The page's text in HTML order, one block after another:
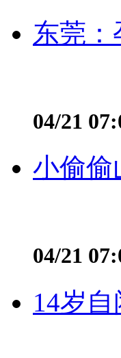
东莞：
04/21
小偷偷
04/21
14岁